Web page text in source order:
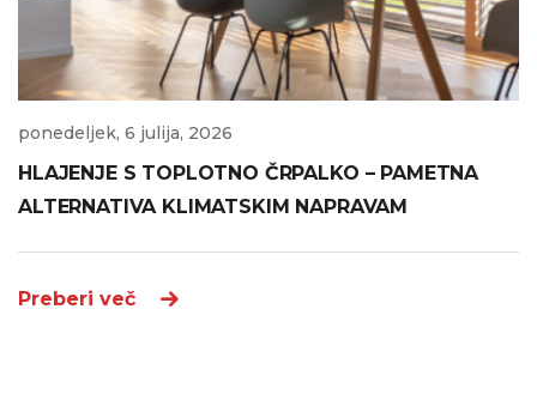
ponedeljek, 6 julija, 2026
HLAJENJE S TOPLOTNO ČRPALKO – PAMETNA
ALTERNATIVA KLIMATSKIM NAPRAVAM
Preberi več